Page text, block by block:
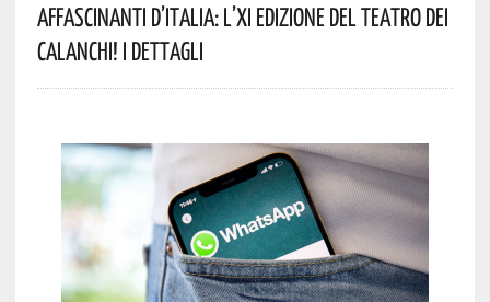
Affascinanti D’Italia: L’XI Edizione Del Teatro Dei
Calanchi! I Dettagli